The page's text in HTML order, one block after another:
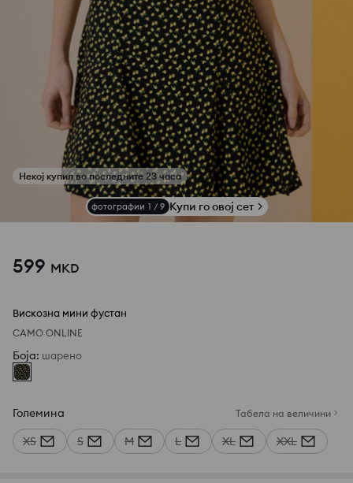
фотографии 1 / 9 Купи го овој сет
599 MKD
Вискозна мини фустан
САМО ONLINE
Боја: шарено
Големина Табела на величини
XS S M L XL XXL